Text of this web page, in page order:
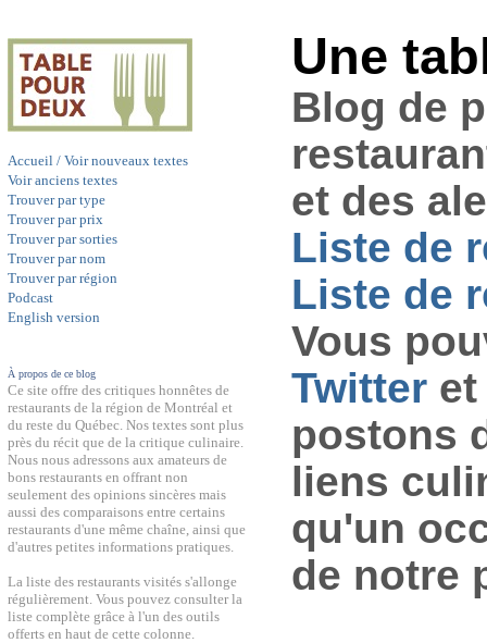
Accueil / Voir nouveaux textes
Voir anciens textes
Trouver par type
Trouver par prix
Trouver par sorties
Trouver par nom
Trouver par région
Podcast
English version
À propos de ce blog
Ce site offre des critiques honnêtes de
restaurants de la région de Montréal et
du reste du Québec. Nos textes sont plus
près du récit que de la critique culinaire.
Nous nous adressons aux amateurs de
bons restaurants en offrant non
seulement des opinions sincères mais
aussi des comparaisons entre certains
restaurants d'une même chaîne, ainsi que
d'autres petites informations pratiques.
La liste des restaurants visités s'allonge
régulièrement. Vous pouvez consulter la
liste complète grâce à l'un des outils
offerts en haut de cette colonne.
Une
Blog de
et des
Liste de
Liste de
Vous
Twitter
postons
liens
qu'un
de notre